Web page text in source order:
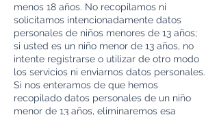
menos 18 años. No recopilamos ni
solicitamos intencionadamente datos
personales de niños menores de 13 años;
si usted es un niño menor de 13 años, no
intente registrarse o utilizar de otro modo
los servicios ni enviarnos datos personales.
Si nos enteramos de que hemos
recopilado datos personales de un niño
menor de 13 años, eliminaremos esa